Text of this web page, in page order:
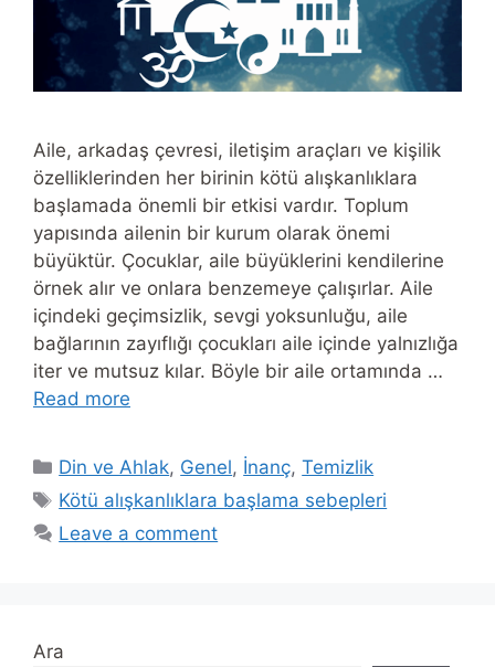
Aile, arkadaş çevresi, iletişim araçları ve kişilik
özelliklerinden her birinin kötü alışkanlıklara
başlamada önemli bir etkisi vardır. Toplum
yapısında ailenin bir kurum olarak önemi
büyüktür. Çocuklar, aile büyüklerini kendilerine
örnek alır ve onlara benzemeye çalışırlar. Aile
içindeki geçimsizlik, sevgi yoksunluğu, aile
bağlarının zayıflığı çocukları aile içinde yalnızlığa
iter ve mutsuz kılar. Böyle bir aile ortamında …
Read more
Categories
Din ve Ahlak, Genel, İnanç,Temizlik
Tags
Kötü alışkanlıklara başlama sebepleri
Leave a comment
Ara